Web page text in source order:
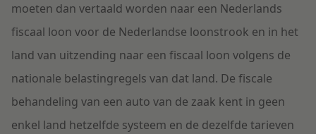
moeten dan vertaald worden naar een Nederlands
fiscaal loon voor de Nederlandse loonstrook en in het
land van uitzending naar een fiscaal loon volgens de
nationale belastingregels van dat land. De fiscale
behandeling van een auto van de zaak kent in geen
enkel land hetzelfde systeem en de dezelfde tarieven